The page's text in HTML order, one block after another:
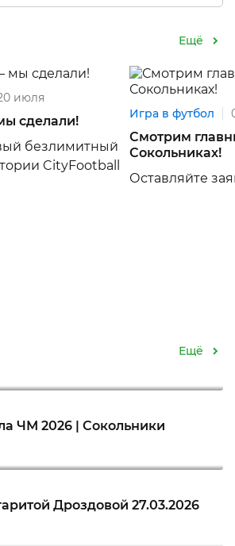
Ещё
июля
сделали!
безлимитный
CityFootball
Игра в футбол
Смотрим
Сокольниках!
Оставляйте
Ещё
ЧМ 2026 | Сокольники
Дроздовой 27.03.2026